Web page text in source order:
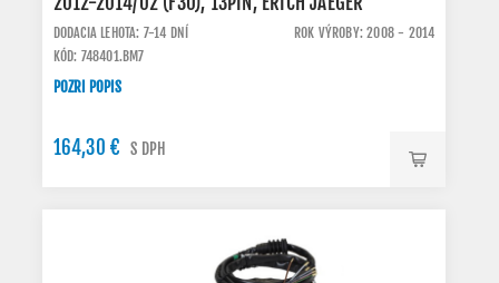
DODACIA LEHOTA: 7-14 DNÍ
ROK VÝROBY: 2008 - 2014
KÓD: 748401.BM7
POZRI POPIS
164,30 € S DPH